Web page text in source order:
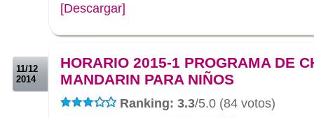
[Descargar]
11/12
2014
HORARIO 2015-1 PROGRAMA DE
MANDARIN PARA NIÑOS
Ranking: 3.3/5.0 (84 votos)